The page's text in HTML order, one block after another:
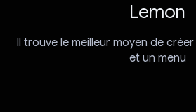
Lemon
Il trouve le meilleur moyen de
et un menu